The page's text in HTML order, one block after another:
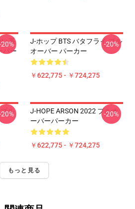
い系
パー
J-ホップ BTS バタフライ プル
オーバー パーカー
￥622,775 - ￥724,275
-20%
ル
J-HOPE ARSON 2022 プルオ
ーバーパーカー
￥622,775 - ￥724,275
-20%
もっと見る